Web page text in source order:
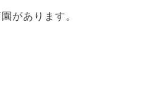
があります。